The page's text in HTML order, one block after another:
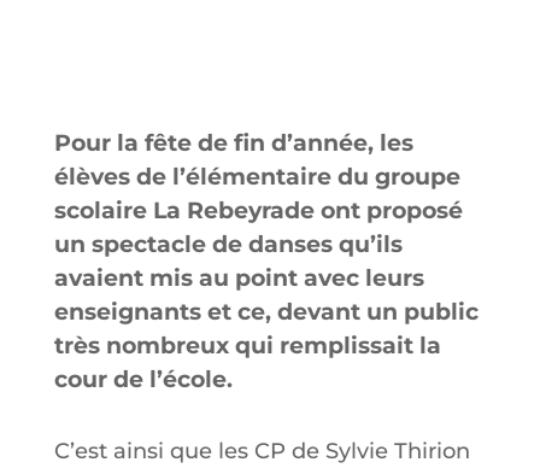
Pour la fête de fin d’année, les
élèves de l’élémentaire du groupe
scolaire La Rebeyrade ont proposé
un spectacle de danses qu’ils
avaient mis au point avec leurs
enseignants et ce, devant un public
très nombreux qui remplissait la
cour de l’école.
C’est ainsi que les CP de Sylvie Thirion